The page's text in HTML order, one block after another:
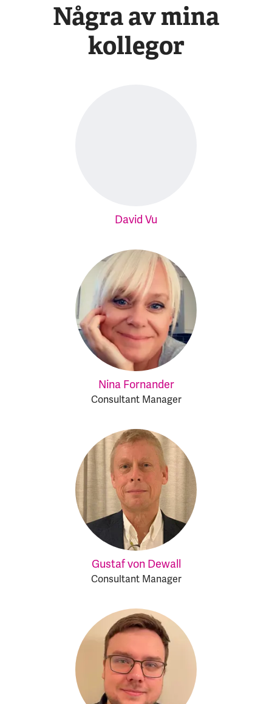
Några av mina
kollegor
David Vu
Nina Fornander
Consultant Manager
Gustaf von Dewall
Consultant Manager